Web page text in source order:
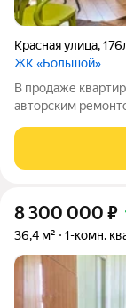
Красная улица,
ЖК «Большой»
В продаже
авторским
гардеробной,
комнатой. Вид во
8 300 000 ₽
36,4 м² 1-комн.